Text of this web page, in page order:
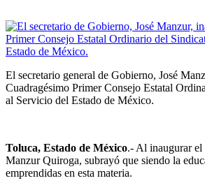
El secretario general de Gobierno, José
Cuadragésimo Primer Consejo Estatal
al Servicio del Estado de México.
Toluca, Estado de México.- Al inaugurar el
Manzur Quiroga, subrayó que siendo la
emprendidas en esta materia.